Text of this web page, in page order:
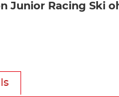
Junior Racing Ski